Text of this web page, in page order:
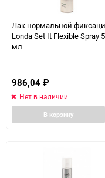
Лак нормальной
Londa Set It Flexible Spray
мл
986,04 ₽
Нет в наличии
В корзину